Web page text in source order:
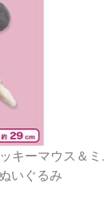
キーマウス＆
いぐるみ